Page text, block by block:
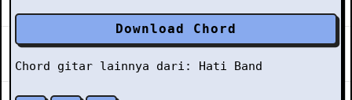
Download Chord
Chord gitar lainnya dari: Hati Band